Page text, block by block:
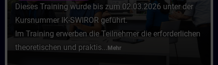
Dieses Training wurde bis zum 02.03.2026 unter der
Kursnummer IK-SWIROR geführt.
Im Training erwerben die Teilnehmer die erforderlichen
theoretischen und praktis... Mehr